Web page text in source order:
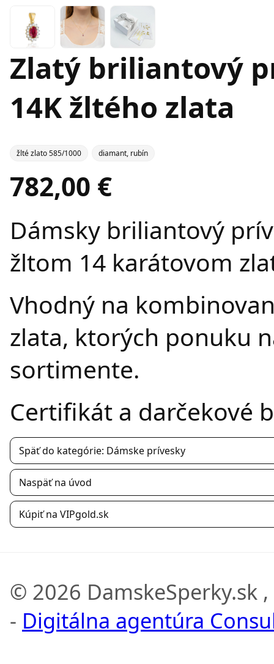
Zlatý briliantový
14K žltého zlata
žlté zlato 585/1000 diamant, rubín
782,00 €
Dámsky briliantový
žltom 14 karátovom
Vhodný na
zlata, ktorých ponuku
sortimente.
Certifikát a darčekové
Späť do kategórie: Dámske prívesky
Naspäť na úvod
Kúpiť na VIPgold.sk
© 2026 DamskeSperky.sk
- Digitálna agentúra